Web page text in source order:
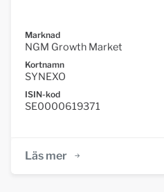
Marknad
NGM Growth Market
Kortnamn
SYNEXO
ISIN-kod
SE0000619371
Läs mer